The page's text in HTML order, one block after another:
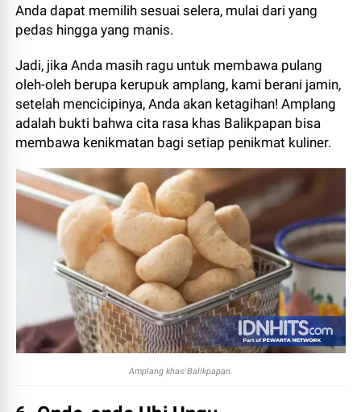
Anda dapat memilih sesuai selera, mulai dari yang
pedas hingga yang manis.
Jadi, jika Anda masih ragu untuk membawa pulang
oleh-oleh berupa kerupuk amplang, kami berani jamin,
setelah mencicipinya, Anda akan ketagihan! Amplang
adalah bukti bahwa cita rasa khas Balikpapan bisa
membawa kenikmatan bagi setiap penikmat kuliner.
Amplang khas Balikpapan.